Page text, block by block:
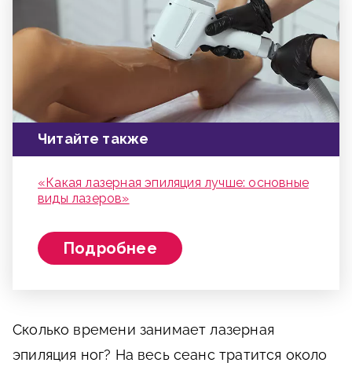
Читайте также
«Какая лазерная эпиляция лучше: основные
виды лазеров»
Подробнее
Сколько времени занимает лазерная
эпиляция ног? На весь сеанс тратится около